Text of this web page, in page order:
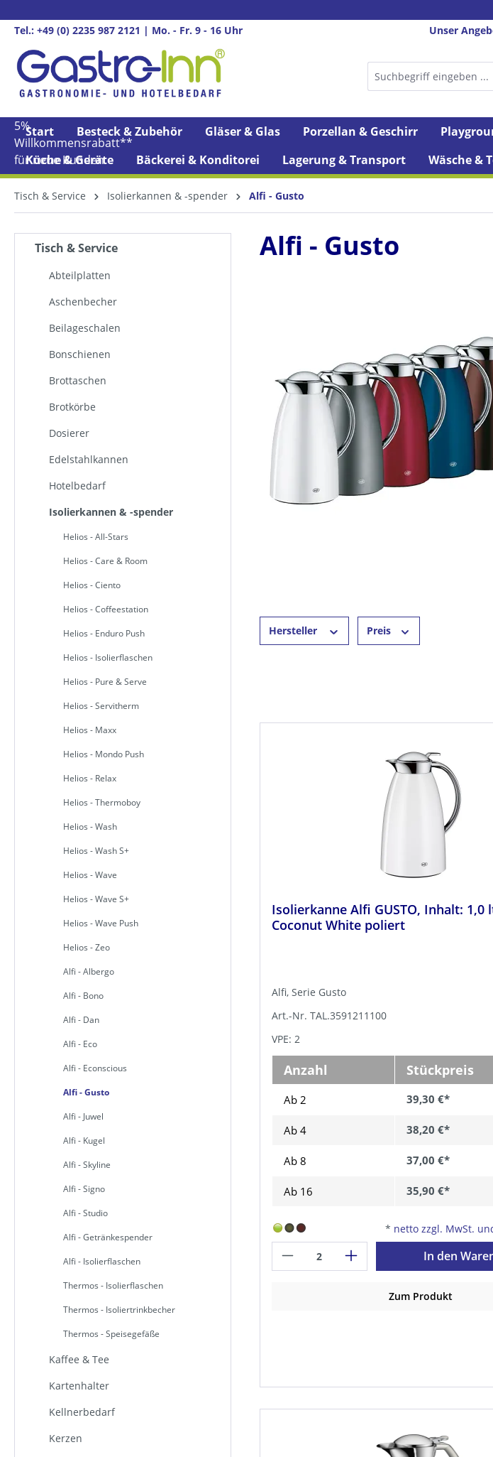
Zur Hauptnavigation springen
Tel.: +49 (0) 2235 987 2121 | Mo. - Fr. 9 - 16 Uhr
Unser
5%
Willkommens­rabatt**
für neue Kunden
Start Besteck & Zubehör Gläser & Glas Porzellan & Geschirr
Küche & Geräte
Bäckerei & Konditorei Lagerung & Transport Wäsche &
Tisch & Service Isolierkannen & -spender Alfi - Gusto
Tisch & Service
Abteilplatten
Aschenbecher
Beilageschalen
Bonschienen
Brottaschen
Brotkörbe
Dosierer
Edelstahlkannen
Hotelbedarf
Isolierkannen & -spender
Helios - All-Stars
Helios - Care & Room
Helios - Ciento
Helios - Coffeestation
Helios - Enduro Push
Helios - Isolierflaschen
Helios - Pure & Serve
Helios - Servitherm
Helios - Maxx
Helios - Mondo Push
Helios - Relax
Helios - Thermoboy
Helios - Wash
Helios - Wash S+
Helios - Wave
Helios - Wave S+
Helios - Wave Push
Helios - Zeo
Alfi - Albergo
Alfi - Bono
Alfi - Dan
Alfi - Eco
Alfi - Econscious
Alfi - Gusto
Alfi - Juwel
Alfi - Kugel
Alfi - Skyline
Alfi - Signo
Alfi - Studio
Alfi - Getränkespender
Alfi - Isolierflaschen
Thermos - Isolierflaschen
Thermos - Isoliertrinkbecher
Thermos - Speisegefäße
Kaffee & Tee
Kartenhalter
Kellnerbedarf
Kerzen
Alfi - Gusto
Hersteller Preis
Isolierkanne Alfi GUSTO, Inhalt: 1,0
Coconut White poliert
Alfi, Serie Gusto
Art.-Nr. TAL.3591211100
VPE: 2
Anzahl Stückpreis
Ab 2 39,30 €*
Ab 4 38,20 €*
Ab 8 37,00 €*
Ab 16 35,90 €*
* netto zzgl. MwSt.
In den
Zum Produkt